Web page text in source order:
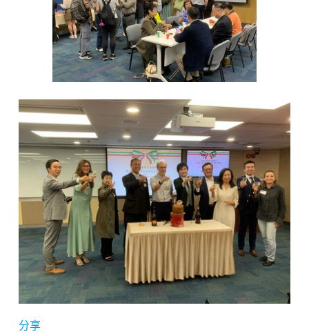
分享